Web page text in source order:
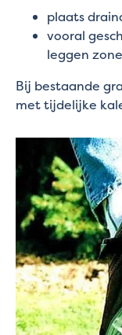
plaats
vooral
leggen
Bij bestaande
met tijdelijke